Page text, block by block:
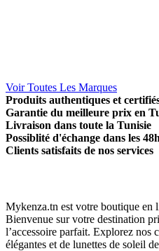
Voir Toutes Les Marques
Produits authentiques et
Garantie du meilleure prix en
Livraison dans toute la Tunisie
Possiblité d'échange dans les 48h
Clients satisfaits de nos services
Mykenza.tn est votre boutique en
Bienvenue sur votre destination
l’accessoire parfait. Explorez nos
élégantes et de lunettes de soleil